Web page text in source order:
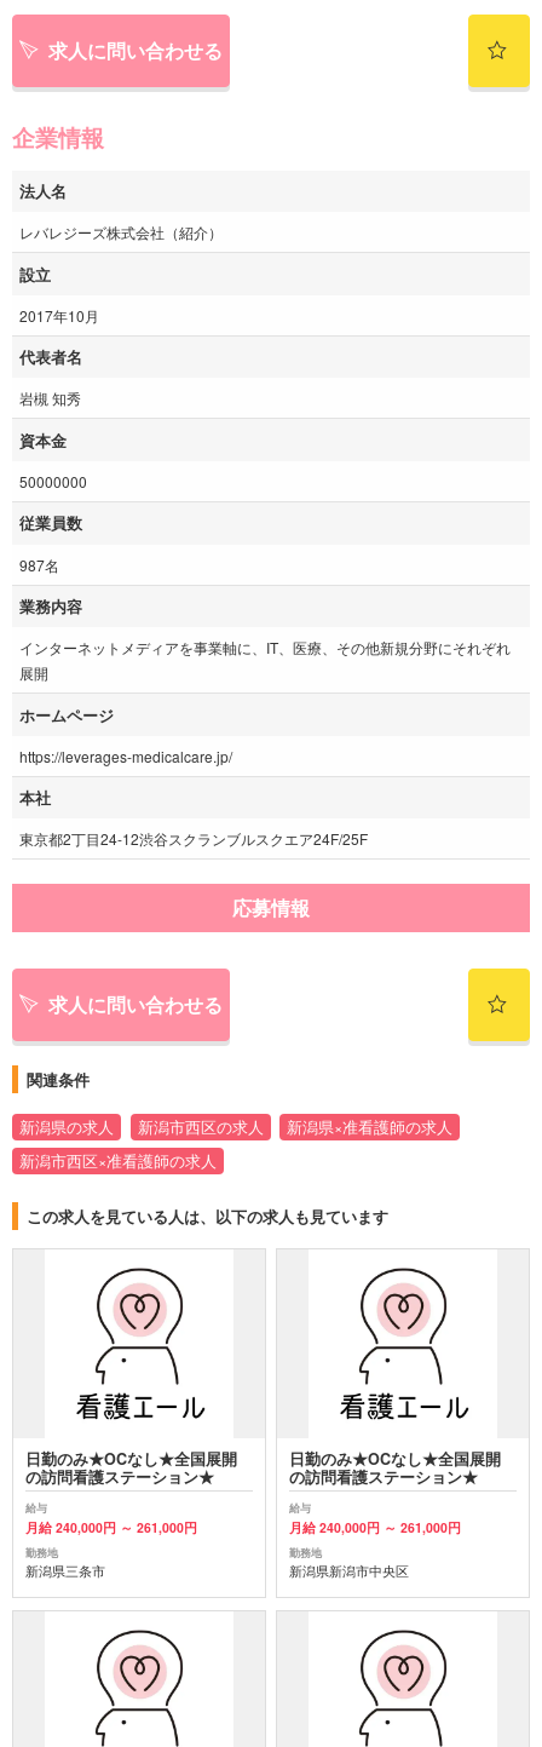
求人に問い合わせる
企業情報
法人名
レバレジーズ株式会社（紹介）
設立
2017年10月
代表者名
岩槻 知秀
資本金
50000000
従業員数
987名
業務内容
インターネットメディアを事業軸に、IT、医療、その他新規分野にそれぞれ
展開
ホームページ
https://leverages-medicalcare.jp/
本社
東京都2丁目24-12渋谷スクランブルスクエア24F/25F
応募情報
求人に問い合わせる
関連条件
新潟県の求人 新潟市西区の求人
新潟県×准看護師の求人
新潟市西区×准看護師の求人
この求人を見ている人は、以下の求人も見ています
日勤のみ★OCなし★全国展開
の訪問看護ステーション★
給与
月給 240,000円 ～ 261,000円
勤務地
新潟県三条市
日勤のみ★OCなし★全国展開
の訪問看護ステーション★
給与
月給 240,000円 ～ 261,000円
勤務地
新潟県新潟市中央区